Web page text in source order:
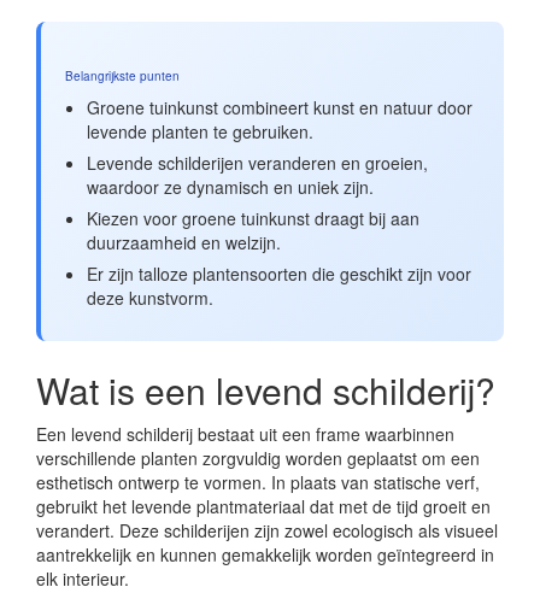
Belangrijkste punten
Groene tuinkunst combineert kunst en natuur door
levende planten te gebruiken.
Levende schilderijen veranderen en groeien,
waardoor ze dynamisch en uniek zijn.
Kiezen voor groene tuinkunst draagt bij aan
duurzaamheid en welzijn.
Er zijn talloze plantensoorten die geschikt zijn voor
deze kunstvorm.
Wat is een levend schilderij?
Een levend schilderij bestaat uit een frame waarbinnen
verschillende planten zorgvuldig worden geplaatst om een
esthetisch ontwerp te vormen. In plaats van statische verf,
gebruikt het levende plantmateriaal dat met de tijd groeit en
verandert. Deze schilderijen zijn zowel ecologisch als visueel
aantrekkelijk en kunnen gemakkelijk worden geïntegreerd in
elk interieur.